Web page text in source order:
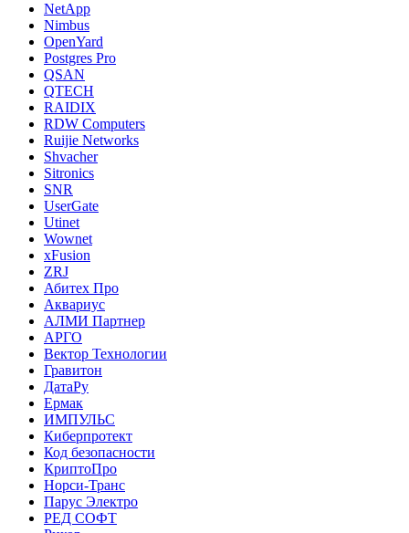
NetApp
Nimbus
OpenYard
Postgres Pro
QSAN
QTECH
RAIDIX
RDW Computers
Ruijie Networks
Shvacher
Sitronics
SNR
UserGate
Utinet
Wownet
xFusion
ZRJ
Абитех Про
Аквариус
АЛМИ Партнер
АРГО
Вектор Технологии
Гравитон
ДатаРу
Ермак
ИМПУЛЬС
Киберпротект
Код безопасности
КриптоПро
Норси-Транс
Парус Электро
РЕД СОФТ